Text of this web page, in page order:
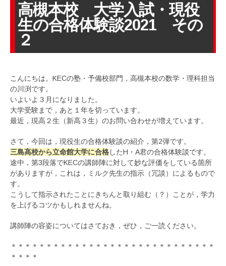
高槻本校 大学入試・現役
生の合格体験談2021 その
２
こんにちは。KECの塾・予備校部門，高槻本校の数学・理科担当
の川渕です。
いよいよ３月になりました。
大学受験まで，あと１年を切っています。
最近，現高２生（新高３生）のお問い合わせが増えています。
さて，今回は，現役生の合格体験談の紹介，第2弾です。
三島高校から立命館大学に合格したH・A君の合格体験談です。
途中，第3段落でKECの講師陣に対して妙な評価をしている箇所
がありますが，これは，ミルク先生の指示（冗談）によるもので
す。
こうして指示されたことにきちんと取り組む（？）ことが，学力
を上げるコツかもしれませんね。
講師陣の容姿についてはさておき，ぜひ，ご一読ください。
＊＊＊＊＊＊＊＊＊＊＊＊＊＊＊＊＊＊＊＊＊＊＊＊＊＊＊＊＊
＊＊＊＊